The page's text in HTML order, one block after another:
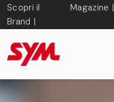
Skip to main content
Scopri il
Brand
Magazine